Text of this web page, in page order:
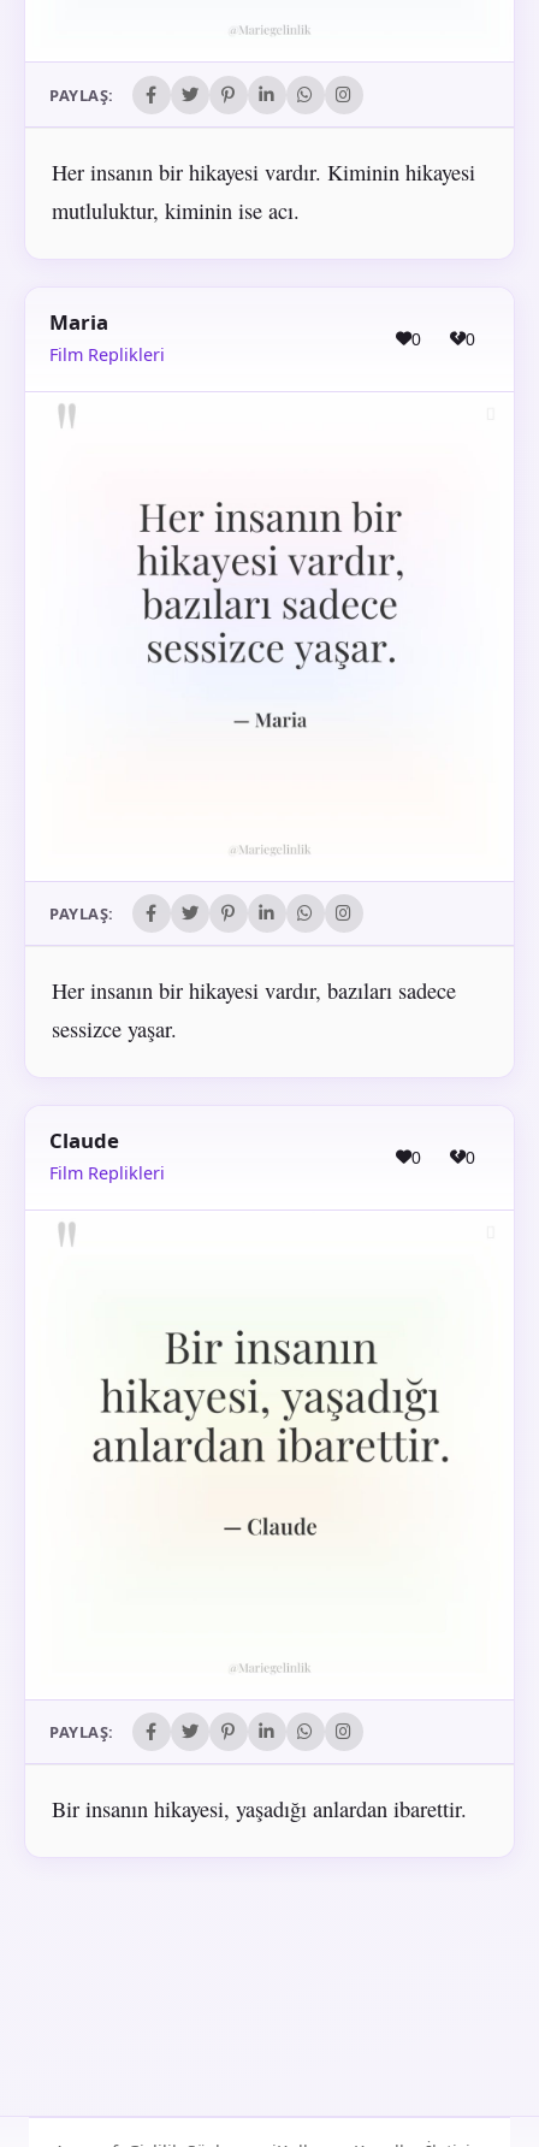
PAYLAŞ:
Her insanın bir hikayesi vardır. Kiminin hikayesi
mutluluktur, kiminin ise acı.
Maria
Film Replikleri
0 0
PAYLAŞ:
Her insanın bir hikayesi vardır, bazıları sadece
sessizce yaşar.
Claude
Film Replikleri
0 0
PAYLAŞ:
Bir insanın hikayesi, yaşadığı anlardan ibarettir.